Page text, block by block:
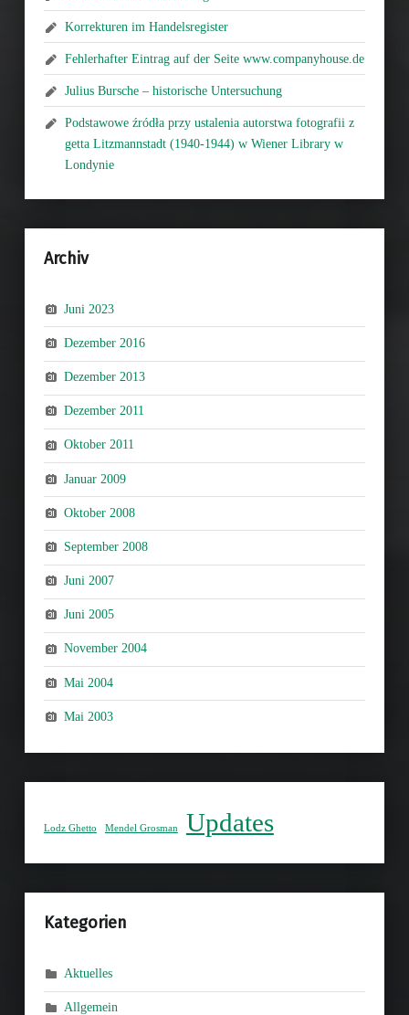
Korrekturen im Handelsregister
Fehlerhafter Eintrag auf der Seite www.companyhouse.de
Julius Bursche – historische Untersuchung
Podstawowe źródła przy ustalenia autorstwa fotografii z
getta Litzmannstadt (1940-1944) w Wiener Library w
Londynie
Archiv
Juni 2023
Dezember 2016
Dezember 2013
Dezember 2011
Oktober 2011
Januar 2009
Oktober 2008
September 2008
Juni 2007
Juni 2005
November 2004
Mai 2004
Mai 2003
Lodz Ghetto Mendel Grosman Updates
Kategorien
Aktuelles
Allgemein